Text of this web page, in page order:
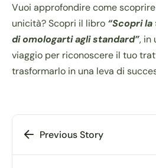
Vuoi approfondire come
unicità? Scopri il libro “Scopri
di omologarti agli standard”, in
viaggio per riconoscere il tuo
trasformarlo in una leva di
Previous Story